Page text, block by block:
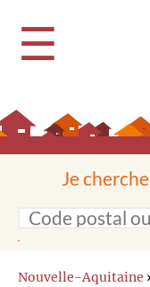
☰
Je
Nouvelle-Aquitaine ›